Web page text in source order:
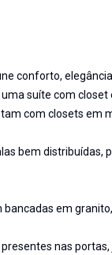
conforto,
suíte com
com closets em
bem
bancadas em
nas